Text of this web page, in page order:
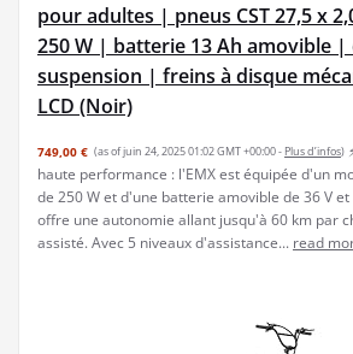
pour adultes | pneus CST 27,5 x
250 W | batterie 13 Ah amovible |
suspension | freins à disque
LCD (Noir)
749,00 € (as of juin 24, 2025 01:02 GMT +00:00 - Plus d’infos)
haute performance : l'EMX est équipée d'un
de 250 W et d'une batterie amovible de 36 V et
offre une autonomie allant jusqu'à 60 km par
assisté. Avec 5 niveaux d'assistance... read